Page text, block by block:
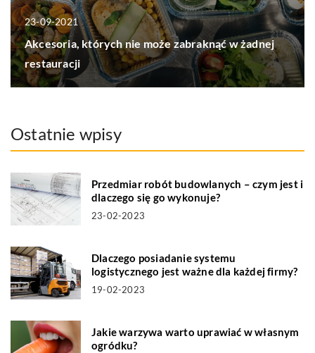
23-09-2021
Akcesoria, których nie może zabraknąć w żadnej
restauracji
Ostatnie wpisy
Przedmiar robót budowlanych – czym jest i
dlaczego się go wykonuje?
23-02-2023
Dlaczego posiadanie systemu
logistycznego jest ważne dla każdej firmy?
19-02-2023
Jakie warzywa warto uprawiać w własnym
ogródku?